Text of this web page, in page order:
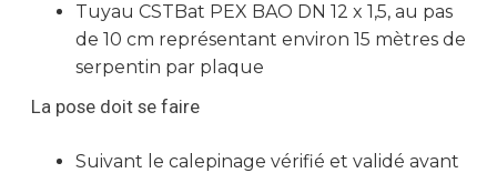
Tuyau CSTBat PEX BAO DN 12 x 1,5, au pas
de 10 cm représentant environ 15 mètres de
serpentin par plaque
La pose doit se faire
Suivant le calepinage vérifié et validé avant